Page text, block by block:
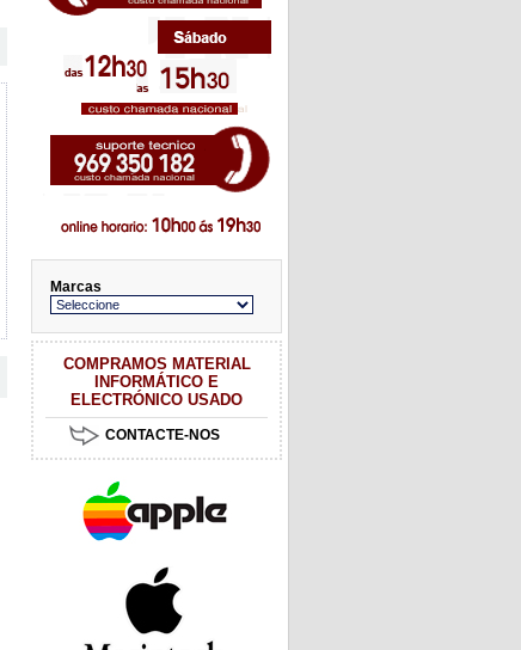
Marcas
COMPRAMOS MATERIAL
INFORMÁTICO E
ELECTRÓNICO USADO
CONTACTE-NOS